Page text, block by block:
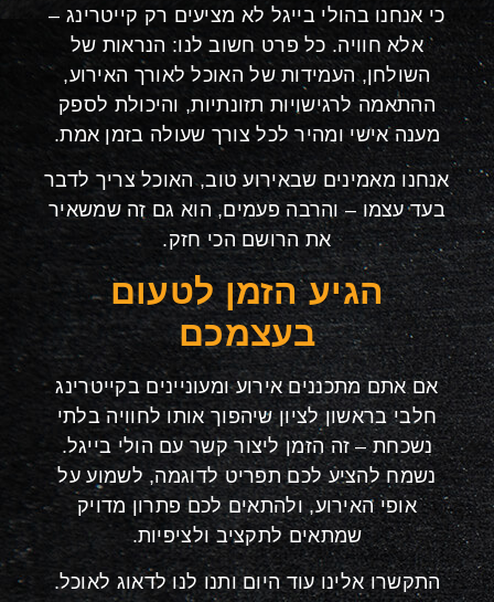
כי אנחנו בהולי בייגל לא מציעים רק קייטרינג –
אלא חוויה. כל פרט חשוב לנו: הנראות של
השולחן, העמידות של האוכל לאורך האירוע,
ההתאמה לרגישויות תזונתיות, והיכולת לספק
מענה אישי ומהיר לכל צורך שעולה בזמן אמת.
אנחנו מאמינים שבאירוע טוב, האוכל צריך לדבר
בעד עצמו – והרבה פעמים, הוא גם זה שמשאיר
את הרושם הכי חזק.
הגיע הזמן לטעום
בעצמכם
אם אתם מתכננים אירוע ומעוניינים בקייטרינג
חלבי בראשון לציון שיהפוך אותו לחוויה בלתי
נשכחת – זה הזמן ליצור קשר עם הולי בייגל.
נשמח להציע לכם תפריט לדוגמה, לשמוע על
אופי האירוע, ולהתאים לכם פתרון מדויק
שמתאים לתקציב ולציפיות.
התקשרו אלינו עוד היום ותנו לנו לדאוג לאוכל.